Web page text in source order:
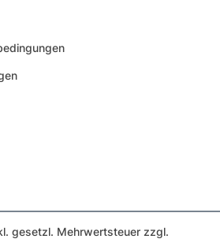
gesetzl. Mehrwertsteuer zzgl.